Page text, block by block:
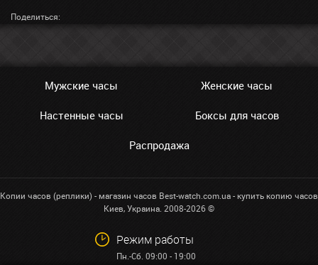
Поделиться:
Мужские часы Женские часы
Настенные часы Боксы для часов
Распродажа
Копии часов (реплики) - магазин часов Best-watch.com.ua - купить копию часов
Киев, Украина. 2008-2026 ©
Режим работы
Пн.-Сб. 09:00 - 19:00